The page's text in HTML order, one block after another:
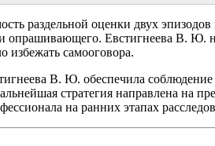
раздельной оценки двух
опрашивающего. Евстигнеева В. Ю.
избежать самооговора.
В. Ю. обеспечила
стратегия направлена на
на ранних этапах